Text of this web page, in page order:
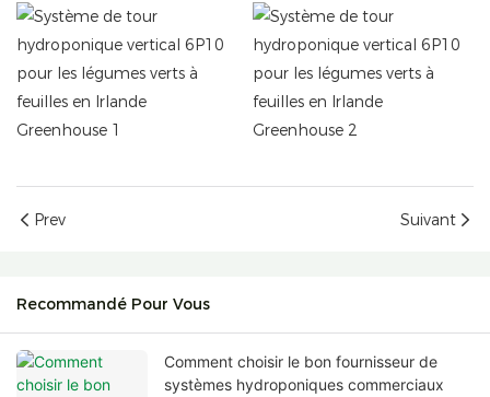
Prev Suivant
Recommandé Pour Vous
Comment choisir le bon fournisseur de
systèmes hydroponiques commerciaux